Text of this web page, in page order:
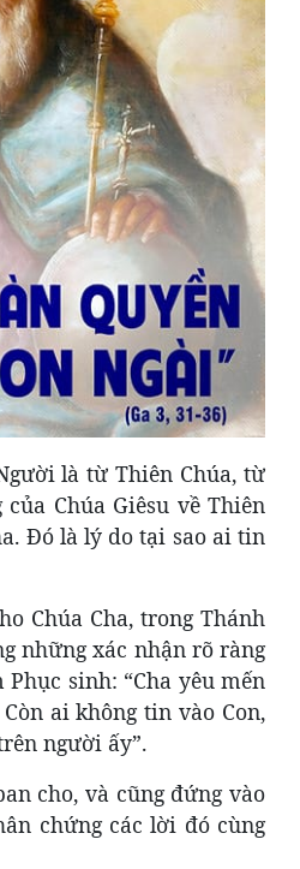
là từ Thiên Chúa, từ
Chúa Giêsu về Thiên
Đó là lý do tại sao ai tin
Chúa Cha, trong Thánh
những xác nhận rõ ràng
sinh: “Cha yêu mến
ai không tin vào Con,
người ấy”.
cho, và cũng đứng vào
chứng các lời đó cùng